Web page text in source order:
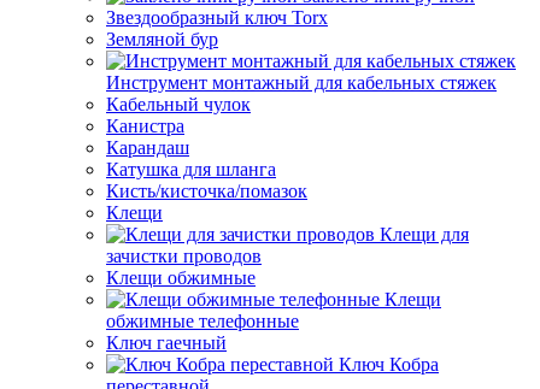
Звездообразный ключ Torx
Земляной бур
Инструмент монтажный для кабельных стяжек
Кабельный чулок
Канистра
Карандаш
Катушка для шланга
Кисть/кисточка/помазок
Клещи
Клещи для
зачистки проводов
Клещи обжимные
Клещи
обжимные телефонные
Ключ гаечный
Ключ Кобра